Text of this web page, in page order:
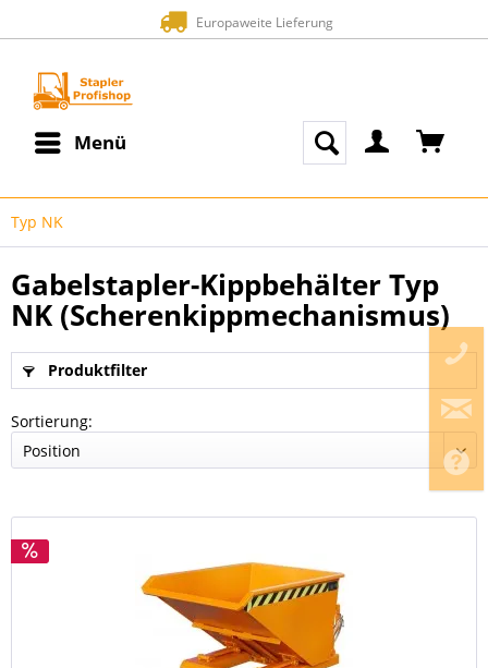
Europaweite Lieferung
Menü
Typ NK
Gabelstapler-Kippbehälter Typ
NK (Scherenkippmechanismus)
Produktfilter
Sortierung: